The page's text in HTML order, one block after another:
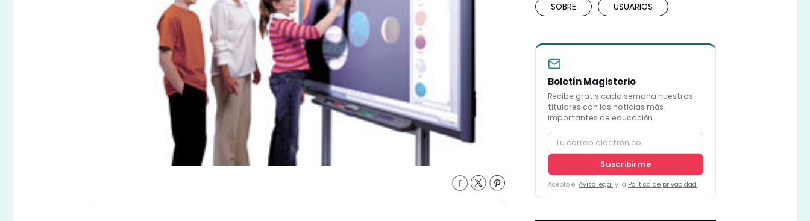
SOBRE USUARIOS
Boletín Magisterio
Recibe gratis cada semana nuestros
titulares con las noticias más
importantes de educación
Suscribirme
Acepto el Aviso legal y la Política de privacidad